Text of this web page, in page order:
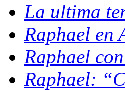
La ultima
Raphael en
Raphael
Raphael: